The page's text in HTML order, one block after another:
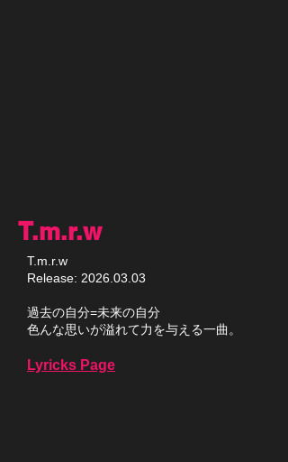
T.m.r.w
T.m.r.w
Release: 2026.03.03
過去の自分=未来の自分​
​色んな思いが溢れて力を与える一曲。
Lyricks Page